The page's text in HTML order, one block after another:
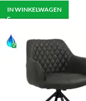
IN WINKELWAGEN